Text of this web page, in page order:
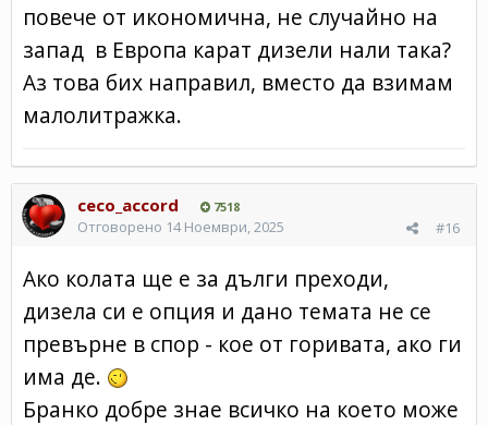
повече от икономична, не случайно на
запад в Европа карат дизели нали така?
Аз това бих направил, вместо да взимам
малолитражка.
ceco_accord 7518
#16
Отговорено 14 Ноември, 2025
Ако колата ще е за дълги преходи,
дизела си е опция и дано темата не се
превърне в спор - кое от горивата, ако ги
има де.
Бранко добре знае всичко на което може